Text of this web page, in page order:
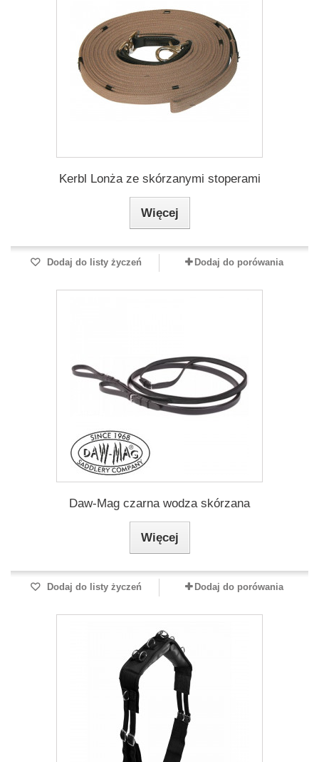
Kerbl Lonża ze skórzanymi stoperami
Więcej
Dodaj do listy życzeń Dodaj do porówania
Daw-Mag czarna wodza skórzana
Więcej
Dodaj do listy życzeń Dodaj do porówania